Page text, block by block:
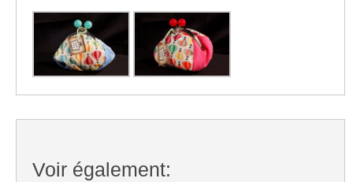
Voir également: